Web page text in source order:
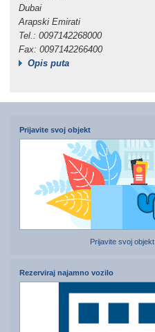
Dubai
Arapski Emirati
Tel.: 0097142268000
Fax: 0097142266400
Opis puta
Prijavite svoj objekt
Prijavite svoj objekt
Rezerviraj najamno vozilo